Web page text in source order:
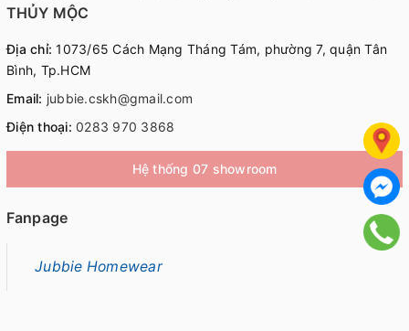
THỦY MỘC
Địa chỉ: 1073/65 Cách Mạng Tháng Tám, phường 7, quận Tân
Bình, Tp.HCM
Email: jubbie.cskh@gmail.com
Điện thoại: 0283 970 3868
Hệ thống 07 showroom
Fanpage
Jubbie Homewear